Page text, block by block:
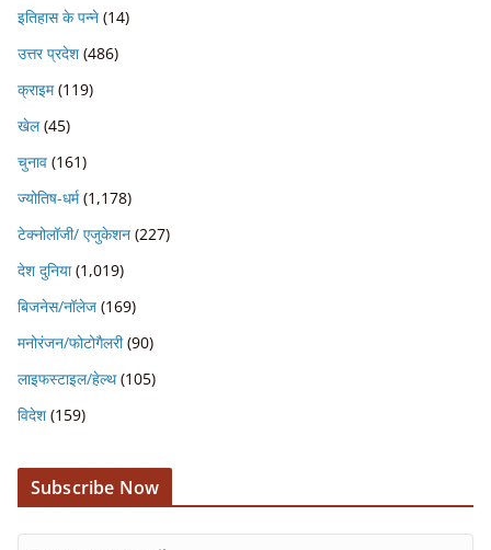
इतिहास के पन्ने (14)
उत्तर प्रदेश (486)
क्राइम(119)
खेल(45)
चुनाव (161)
ज्योतिष-धर्म(1,178)
टेक्नोलॉजी/ एजुकेशन (227)
देश दुनिया(1,019)
बिजनेस/नॉलेज (169)
मनोरंजन/फोटोगैलरी(90)
लाइफस्टाइल/हेल्थ(105)
विदेश (159)
Subscribe Now